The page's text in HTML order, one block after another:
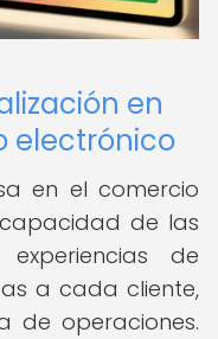
en
electrónico
en el comercio
de las
de
a cada cliente,
de operaciones.